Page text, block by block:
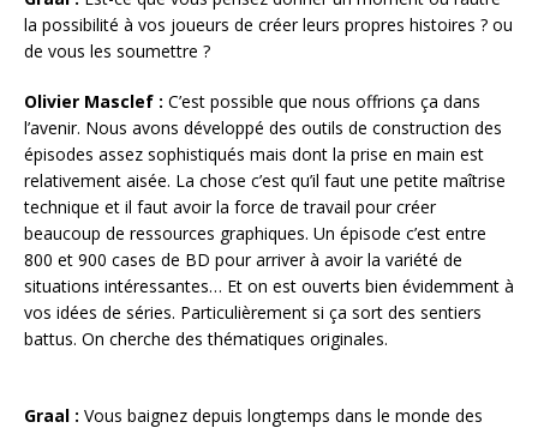
la possibilité à vos joueurs de créer leurs propres histoires ? ou
de vous les soumettre ?
Olivier Masclef : C’est possible que nous offrions ça dans
l’avenir. Nous avons développé des outils de construction des
épisodes assez sophistiqués mais dont la prise en main est
relativement aisée. La chose c’est qu’il faut une petite maîtrise
technique et il faut avoir la force de travail pour créer
beaucoup de ressources graphiques. Un épisode c’est entre
800 et 900 cases de BD pour arriver à avoir la variété de
situations intéressantes… Et on est ouverts bien évidemment à
vos idées de séries. Particulièrement si ça sort des sentiers
battus. On cherche des thématiques originales.
Graal : Vous baignez depuis longtemps dans le monde des